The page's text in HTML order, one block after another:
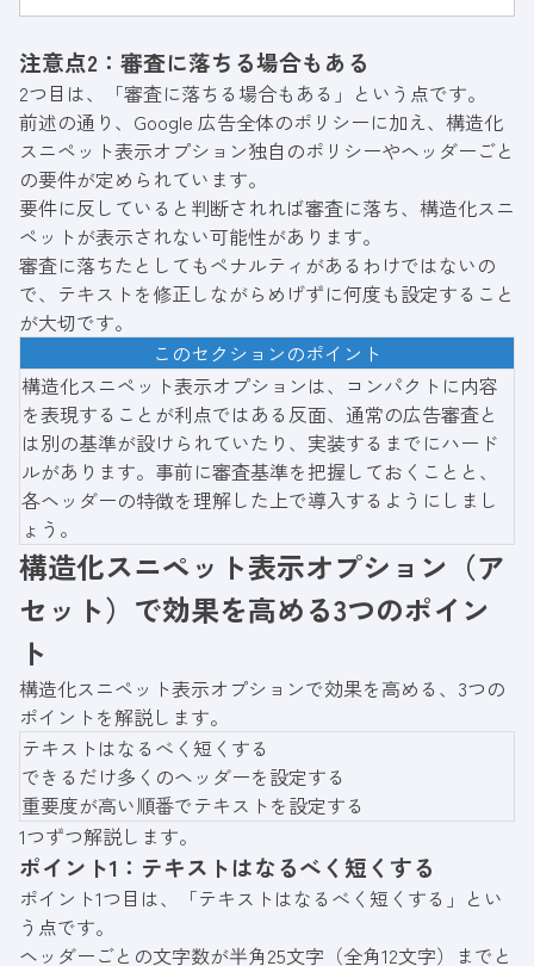
注意点2：審査に落ちる場合もある
2つ目は、「審査に落ちる場合もある」という点です。
前述の通り、Google 広告全体のポリシーに加え、構造化
スニペット表示オプション独自のポリシーやヘッダーごと
の要件が定められています。
要件に反していると判断されれば審査に落ち、構造化スニ
ペットが表示されない可能性があります。
審査に落ちたとしてもペナルティがあるわけではないの
で、テキストを修正しながらめげずに何度も設定すること
が大切です。
このセクションのポイント
構造化スニペット表示オプションは、コンパクトに内容
を表現することが利点ではある反面、通常の広告審査と
は別の基準が設けられていたり、実装するまでにハード
ルがあります。事前に審査基準を把握しておくことと、
各ヘッダーの特徴を理解した上で導入するようにしまし
ょう。
構造化スニペット表示オプション（ア
セット）で効果を高める3つのポイン
ト
構造化スニペット表示オプションで効果を高める、3つの
ポイントを解説します。
テキストはなるべく短くする
できるだけ多くのヘッダーを設定する
重要度が高い順番でテキストを設定する
1つずつ解説します。
ポイント1：テキストはなるべく短くする
ポイント1つ目は、「テキストはなるべく短くする」とい
う点です。
ヘッダーごとの文字数が半角25文字（全角12文字）までと